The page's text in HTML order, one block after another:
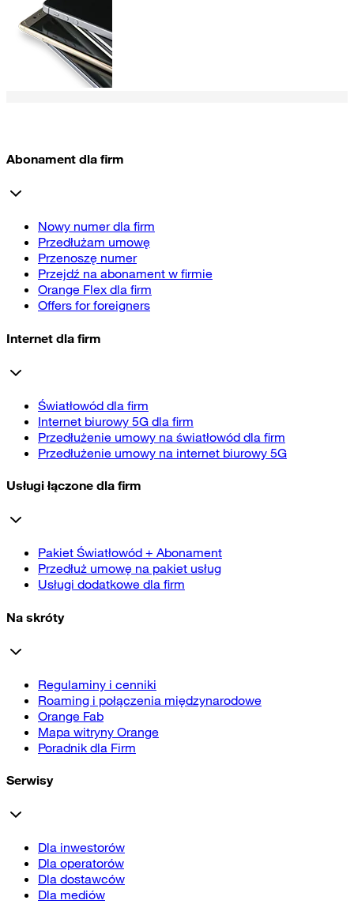
Abonament dla firm
Nowy numer dla firm
Przedłużam umowę
Przenoszę numer
Przejdź na abonament w firmie
Orange Flex dla firm
Offers for foreigners
Internet dla firm
Światłowód dla firm
Internet biurowy 5G dla firm
Przedłużenie umowy na światłowód dla firm
Przedłużenie umowy na internet biurowy 5G
Usługi łączone dla firm
Pakiet Światłowód + Abonament
Przedłuż umowę na pakiet usług
Usługi dodatkowe dla firm
Na skróty
Regulaminy i cenniki
Roaming i połączenia międzynarodowe
Orange Fab
Mapa witryny Orange
Poradnik dla Firm
Serwisy
Dla inwestorów
Dla operatorów
Dla dostawców
Dla mediów